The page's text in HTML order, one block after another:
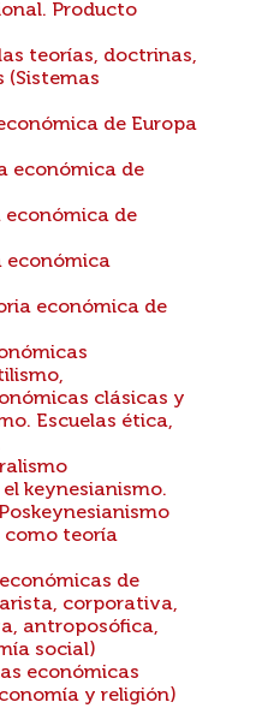
Producto
teorías, doctrinas,
(Sistemas
de Europa
económica de
económica de
económica
económica de
clásicas y
Escuelas ética,
keynesianismo.
como teoría
de
corporativa,
antroposófica,
social)
económicas
y religión)